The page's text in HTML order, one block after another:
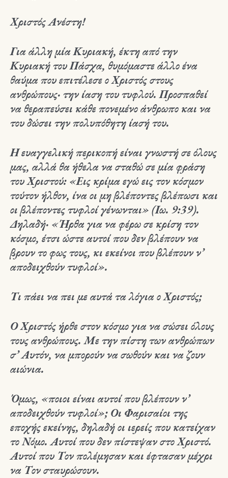
Χριστός Ανέστη!
Για άλλη μία Κυριακή, έκτη από την
Κυριακή του Πάσχα, θυμόμαστε άλλο ένα
θαύμα που επιτέλεσε ο Χριστός στους
ανθρώπους· την ίαση του τυφλού. Προσπαθεί
να θεραπεύσει κάθε πονεμένο άνθρωπο και να
του δώσει την πολυπόθητη ίασή του.
Η ευαγγελική περικοπή είναι γνωστή σε όλους
μας, αλλά θα ήθελα να σταθώ σε μία φράση
του Χριστού: «Eις κρίμα εγώ εις τον κόσμον
τούτον ήλθον, ίνα οι μη βλέποντες βλέπωσι και
οι βλέποντες τυφλοί γένωνται» (Ιω. 9:39).
Δηλαδή· «Ήρθα για να φέρω σε κρίση τον
κόσμο, έτσι ώστε αυτοί που δεν βλέπουν να
βρουν το φως τους, κι εκείνοι που βλέπουν ν’
αποδειχθούν τυφλοί».
Τι πάει να πει με αυτά τα λόγια ο Χριστός;
Ο Χριστός ήρθε στον κόσμο για να σώσει όλους
τους ανθρώπους. Με την πίστη των ανθρώπων
σ’ Αυτόν, να μπορούν να σωθούν και να ζουν
αιώνια.
Όμως, «ποιοι είναι αυτοί που βλέπουν ν’
αποδειχθούν τυφλοί»; Οι Φαρισαίοι της
εποχής εκείνης, δηλαδή οι ιερείς που κατείχαν
το Νόμο. Αυτοί που δεν πίστεψαν στο Χριστό.
Αυτοί που Τον πολέμησαν και έφτασαν μέχρι
να Τον σταυρώσουν.